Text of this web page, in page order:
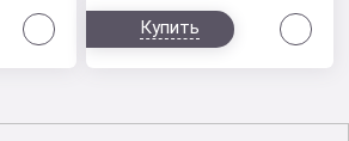
Купить